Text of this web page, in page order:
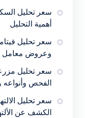
سعر تحليل
أهمية التحليل
سعر تحليل
وعروض معامل
سعر تحليل
الفحص وأنواعه
سعر تحليل
الكشف عن